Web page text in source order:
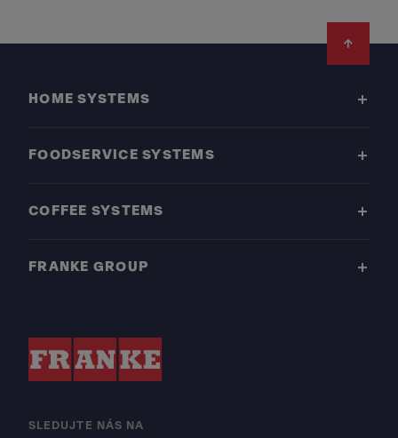
HOME SYSTEMS
FOODSERVICE SYSTEMS
COFFEE SYSTEMS
FRANKE GROUP
SLEDUJTE NÁS NA